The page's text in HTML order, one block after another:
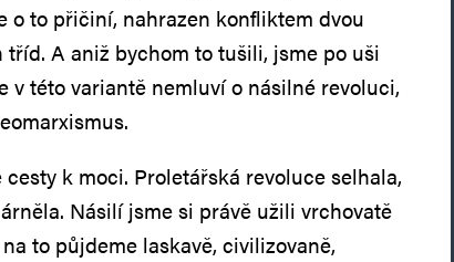
o to přičiní, nahrazen konfliktem dvou
A aniž bychom to tušili, jsme po uši
v této variantě nemluví o násilné revoluci,
cesty k moci. Proletářská revoluce selhala,
Násilí jsme si právě užili vrchovatě
to půjdeme laskavě, civilizovaně,